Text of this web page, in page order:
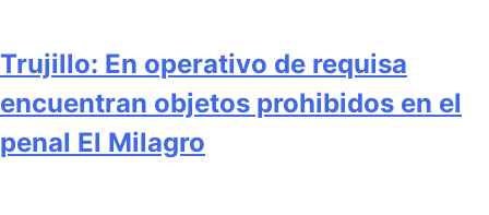
Trujillo: En operativo de requisa
encuentran objetos prohibidos en el
penal El Milagro